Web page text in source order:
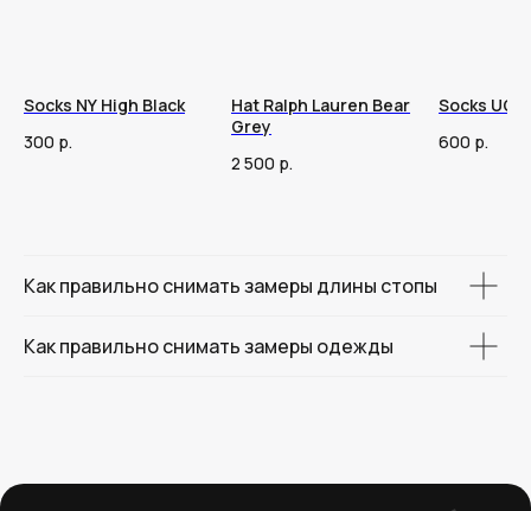
Socks NY High Black
300 р.
Hat Ralph Lauren Bear
Grey
2 500 р.
Socks
600 р.
Как правильно снимать замеры длины стопы
Как правильно снимать замеры одежды